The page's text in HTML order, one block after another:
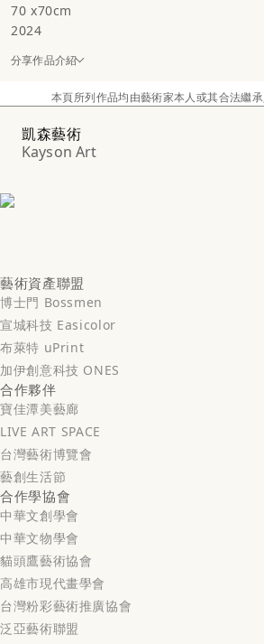
70 x70cm
2024
分享作品介紹
本頁所列作品均由藝術家本人或其合法繼承
凱森藝術
Kayson Art
藝術資產聯盟
博士門 Bossmen
宣城科技 Easicolor
布萊特 uPrint
加伊創意科技 ONES
合作夥伴
寶佳潭美藝廊
LIVE ART SPACE
台灣藝術博覽會
藝創生活節
合作學協會
中華文創學會
中華文物學會
貓頭鷹藝術協會
高雄市現代畫學會
台灣粉彩藝術推廣協會
泛亞藝術聯盟